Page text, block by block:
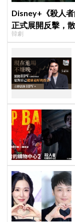
Disney+《殺人
正式展開反擊，
韓劇